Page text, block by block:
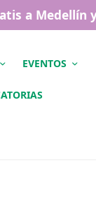
a
EVENTOS